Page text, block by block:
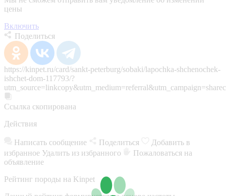
цены
Включить
Поделиться
https://kinpet.ru/card/sankt-peterburg/sobaki/lapochka-shchenochek-
ishchet-dom-117793/?
Ссылка скопирована
Действия
Написать сообщение Поделиться
Добавить в
избранное Удалить из избранного
Пожаловаться на
объявление
Рейтинг породы на Kinpet